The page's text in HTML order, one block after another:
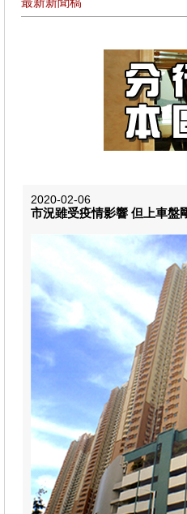
2020-02-06
市況雖受疫情影響 但上車盤